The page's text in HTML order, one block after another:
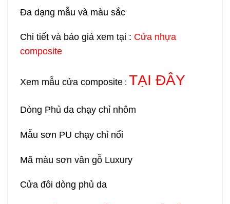
Đa dạng mẫu và màu sắc
Chi tiết và báo giá xem tại : Cửa nhựa
composite
Xem mẫu cửa composite : TẠI ĐÂY
Dòng Phủ da chạy chỉ nhôm
Mẫu sơn PU chạy chỉ nổi
Mã màu sơn vân gỗ Luxury
Cửa đôi dòng phủ da